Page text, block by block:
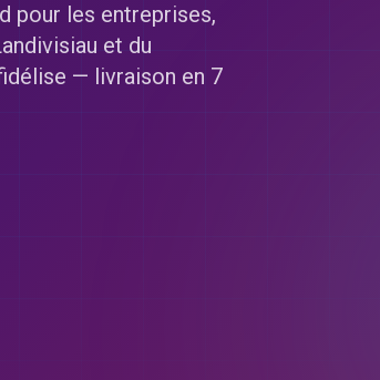
pour les entreprises,
et du
— livraison en 7